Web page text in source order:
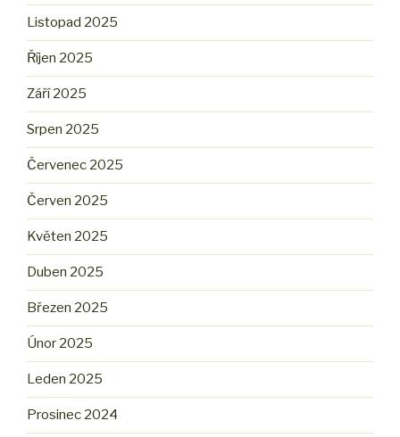
Listopad 2025
Říjen 2025
Září 2025
Srpen 2025
Červenec 2025
Červen 2025
Květen 2025
Duben 2025
Březen 2025
Únor 2025
Leden 2025
Prosinec 2024